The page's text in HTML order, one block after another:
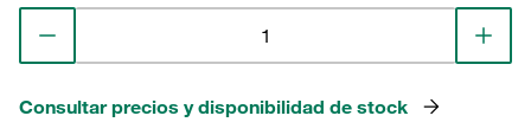
Consultar precios y disponibilidad de stock